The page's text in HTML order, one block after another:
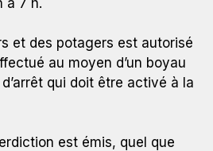
à 7 h.
et des potagers est autorisé
au moyen d’un boyau
qui doit être activé à la
est émis, quel que